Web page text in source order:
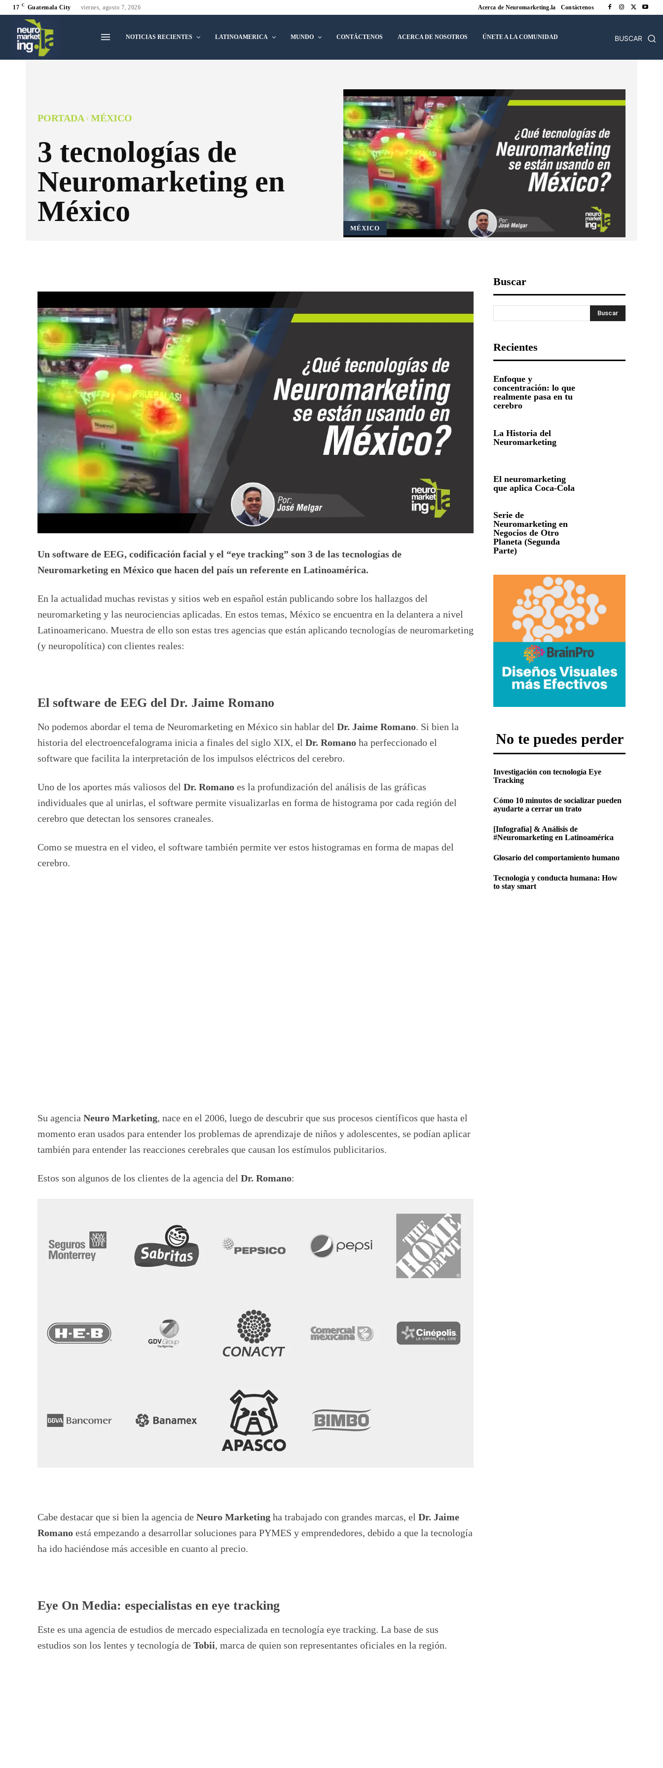
17 C Guatemala City viernes, agosto 7, 2026 Acerca de Neuromarketing.la Contáctenos
NOTICIAS RECIENTES LATINOAMERICA MUNDO CONTÁCTENOS ACERCA DE NOSOTROS ÚNETE A LA COMUNIDAD BUSCAR
PORTADA MÉXICO
3 tecnologías de
Neuromarketing en
México
MÉXICO
Un software de EEG, codificación facial y el “eye tracking” son 3 de las tecnologías de
Neuromarketing en México que hacen del país un referente en Latinoamérica.
En la actualidad muchas revistas y sitios web en español están publicando sobre los hallazgos del
neuromarketing y las neurociencias aplicadas. En estos temas, México se encuentra en la delantera a nivel
Latinoamericano. Muestra de ello son estas tres agencias que están aplicando tecnologías de neuromarketing
(y neuropolítica) con clientes reales:
El software de EEG del Dr. Jaime Romano
No podemos abordar el tema de Neuromarketing en México sin hablar del Dr. Jaime Romano. Si bien la
historia del electroencefalograma inicia a finales del siglo XIX, el Dr. Romano ha perfeccionado el
software que facilita la interpretación de los impulsos eléctricos del cerebro.
Uno de los aportes más valiosos del Dr. Romano es la profundización del análisis de las gráficas
individuales que al unirlas, el software permite visualizarlas en forma de histograma por cada región del
cerebro que detectan los sensores craneales.
Como se muestra en el video, el software también permite ver estos histogramas en forma de mapas del
cerebro.
Su agencia Neuro Marketing, nace en el 2006, luego de descubrir que sus procesos científicos que hasta el
momento eran usados para entender los problemas de aprendizaje de niños y adolescentes, se podían aplicar
también para entender las reacciones cerebrales que causan los estímulos publicitarios.
Estos son algunos de los clientes de la agencia del Dr. Romano:
Cabe destacar que si bien la agencia de Neuro Marketing ha trabajado con grandes marcas, el Dr. Jaime
Romano está empezando a desarrollar soluciones para PYMES y emprendedores, debido a que la tecnología
ha ido haciéndose más accesible en cuanto al precio.
Eye On Media: especialistas en eye tracking
Este es una agencia de estudios de mercado especializada en tecnología eye tracking. La base de sus
estudios son los lentes y tecnología de Tobii, marca de quien son representantes oficiales en la región.
Buscar
Buscar
Recientes
Enfoque y
concentración: lo que
realmente pasa en tu
cerebro
La Historia del
Neuromarketing
El neuromarketing
que aplica Coca-Cola
Serie de
Neuromarketing en
Negocios de Otro
Planeta (Segunda
Parte)
No te puedes perder
Investigación con tecnología Eye
Tracking
Cómo 10 minutos de socializar pueden
ayudarte a cerrar un trato
[Infografía] & Análisis de
#Neuromarketing en Latinoamérica
Glosario del comportamiento humano
Tecnología y conducta humana: How
to stay smart